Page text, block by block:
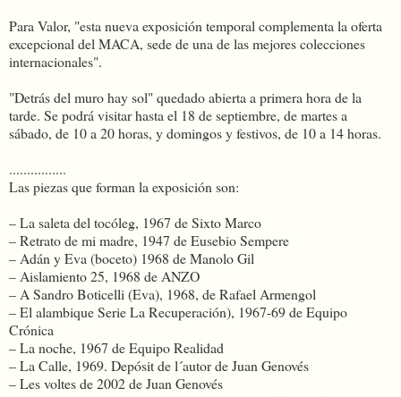
Para Valor, "esta nueva exposición temporal complementa la oferta
excepcional del MACA, sede de una de las mejores colecciones
internacionales".
"Detrás del muro hay sol" quedado abierta a primera hora de la
tarde. Se podrá visitar hasta el 18 de septiembre, de martes a
sábado, de 10 a 20 horas, y domingos y festivos, de 10 a 14 horas.
................
Las piezas que forman la exposición son:
– La saleta del tocóleg, 1967 de Sixto Marco
– Retrato de mi madre, 1947 de Eusebio Sempere
– Adán y Eva (boceto) 1968 de Manolo Gil
– Aislamiento 25, 1968 de ANZO
– A Sandro Boticelli (Eva), 1968, de Rafael Armengol
– El alambique Serie La Recuperación), 1967-69 de Equipo
Crónica
– La noche, 1967 de Equipo Realidad
– La Calle, 1969. Depósit de l´autor de Juan Genovés
– Les voltes de 2002 de Juan Genovés